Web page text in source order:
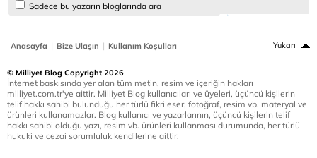
Sadece bu yazarın bloglarında ara
Anasayfa | Bize Ulaşın | Kullanım Koşulları Yukarı
© Milliyet Blog Copyright 2026
İnternet baskısında yer alan tüm metin, resim ve içeriğin hakları
milliyet.com.tr'ye aittir. Milliyet Blog kullanıcıları ve üyeleri, üçüncü kişilerin
telif hakkı sahibi bulunduğu her türlü fikri eser, fotoğraf, resim vb. materyal ve
ürünleri kullanamazlar. Blog kullanıcı ve yazarlarının, üçüncü kişilerin telif
hakkı sahibi olduğu yazı, resim vb. ürünleri kullanması durumunda, her türlü
hukuki ve cezai sorumluluk kendilerine aittir.